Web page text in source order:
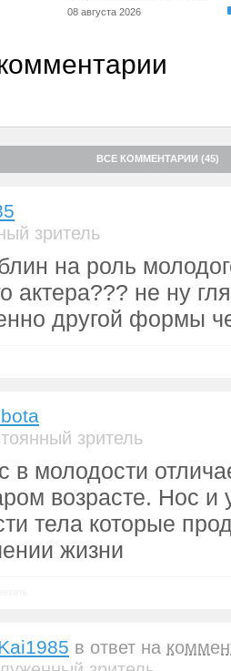
08 августа 2026
ВСЕ КОММЕНТАРИИ (45)
зритель
на роль
актера??? не ну
другой формы
зритель
в молодости
возрасте. Нос
тела которые
жизни
в ответ на